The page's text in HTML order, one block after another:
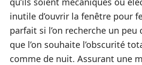
inutile d’ouvrir la fenêtre pour
parfait si l’on recherche un peu
que l’on souhaite l’obscurité
comme de nuit. Assurant une